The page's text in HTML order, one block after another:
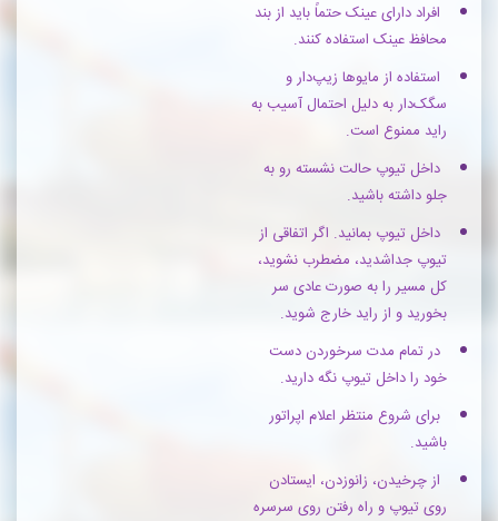
افراد دارای عینک حتماً باید از بند
محافظ عینک استفاده کنند.
استفاده از مایوها زیپ‌دار و
سگک‌دار به دلیل احتمال آسیب به
راید ممنوع است.
داخل تیوپ حالت نشسته رو به
جلو داشته باشید.
داخل تیوپ بمانید. اگر اتفاقی از
تیوپ جداشدید، مضطرب نشوید،
کل مسیر را به صورت عادی سر
بخورید و از راید خارج شوید.
در تمام مدت سرخوردن دست
خود را داخل تیوپ نگه دارید.
برای شروع منتظر اعلام اپراتور
باشید.
از چرخیدن، زانوزدن، ایستادن
روی تیوپ و راه رفتن روی سرسره